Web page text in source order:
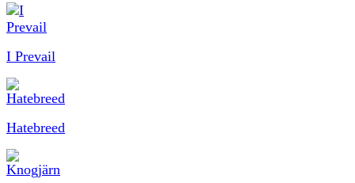
I Prevail
Hatebreed